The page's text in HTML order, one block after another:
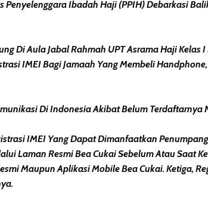
Ibadah Haji (PPIH) Debarkasi
Di Aula Jabal Rahmah UPT Asrama Haji Kelas
IMEI Bagi Jamaah Yang Membeli
Di Indonesia Akibat Belum Terdaftarnya
IMEI Yang Dapat Dimanfaatkan
Laman Resmi Bea Cukai Sebelum Atau Saat
Maupun Aplikasi Mobile Bea Cukai. Ketiga,